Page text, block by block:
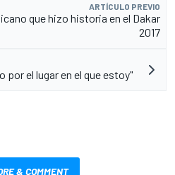
ARTÍCULO PREVIO
que hizo historia en el Dakar
2017
el lugar en el que estoy"
& COMMENT